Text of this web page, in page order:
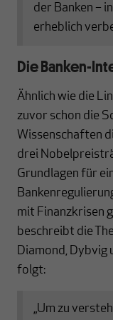
der Banken –
erheblich
Die Banken-
Ähnlich wie die
zuvor schon die
Wissenschaften
drei
Grundlagen für
mit Finanzkrisen
beschreibt die
Diamond, Dybvig
folgt:
„Um zu